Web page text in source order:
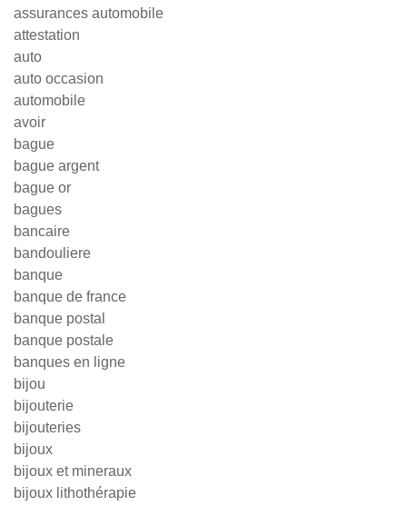
assurances automobile
attestation
auto
auto occasion
automobile
avoir
bague
bague argent
bague or
bagues
bancaire
bandouliere
banque
banque de france
banque postal
banque postale
banques en ligne
bijou
bijouterie
bijouteries
bijoux
bijoux et mineraux
bijoux lithothérapie